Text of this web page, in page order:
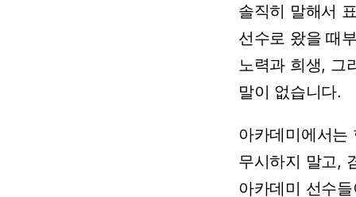
솔직히 말해서
선수로 왔을 때
노력과 희생, 그
말이 없습니다.
아카데미에서는
무시하지 말고,
아카데미 선수